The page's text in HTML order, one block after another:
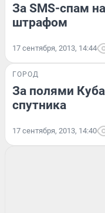
За SMS-спам
штрафом
17 сентября, 2013, 14:44
ГОРОД
За полями
спутника
17 сентября, 2013, 14:40